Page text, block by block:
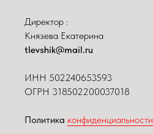
Директор :
Князева Екатерина
tlevshik@mail.ru
ИНН 502240653593
ОГРН 318502200037018
Политика конфиденциальности